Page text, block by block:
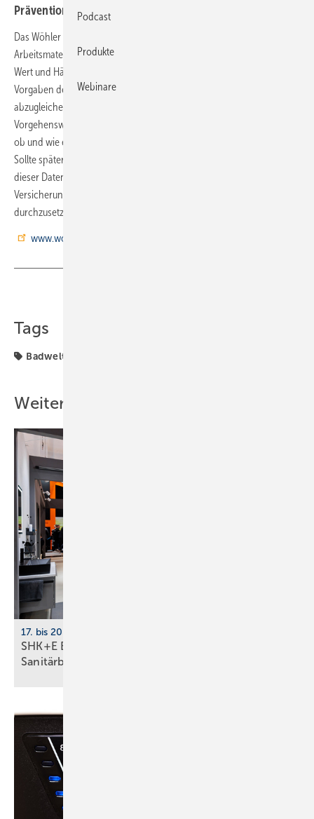
Prävention.
Das Wöhler WA 335 Wasseranalyse-Set bietet die kompletten
Arbeitsmaterialien, um die 3 Parameter elektrische Leitfähigkeit, pH-
Wert und Härte zu messen.
Vorgaben der VDI 2035 und ggfs. der Komponentenhersteller
abzugleichen und in ein Anlagenbuch einzutragen. Diese
Vorgehensweise bietet eine objektive Grundlage für die Entscheidung,
ob und wie eine Behandlung des Heizungswassers vorzunehmen ist.
Sollte später doch ein Schadensfall auftreten, hilft die Dokumentation
dieser Daten dem Betreiber, seine Ansprüche gegenüber der
Versicherung oder dem Hersteller der defekten Bauteile
durchzusetzen.
www.woehler.de
Tags
Badwelt
Weitere Inhalte
17. bis 20. März 2026, Messe Essen
SHK+E Essen mit neuer Impuls­fläche für die
Sani­tär­branche
Podcast
Produkte
Webinare